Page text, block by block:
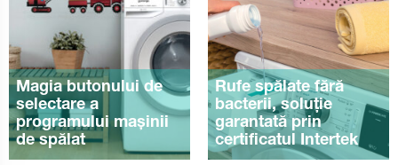
Magia butonului de
selectare a
programului mașinii
de spălat
Rufe spălate fără
bacterii, soluție
garantată prin
certificatul Intertek